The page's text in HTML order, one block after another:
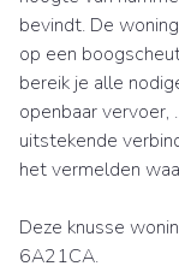
bevindt. De
op een
bereik je alle
openbaar vervoer,
uitstekende
het vermelden
Deze knusse
6A21CA.